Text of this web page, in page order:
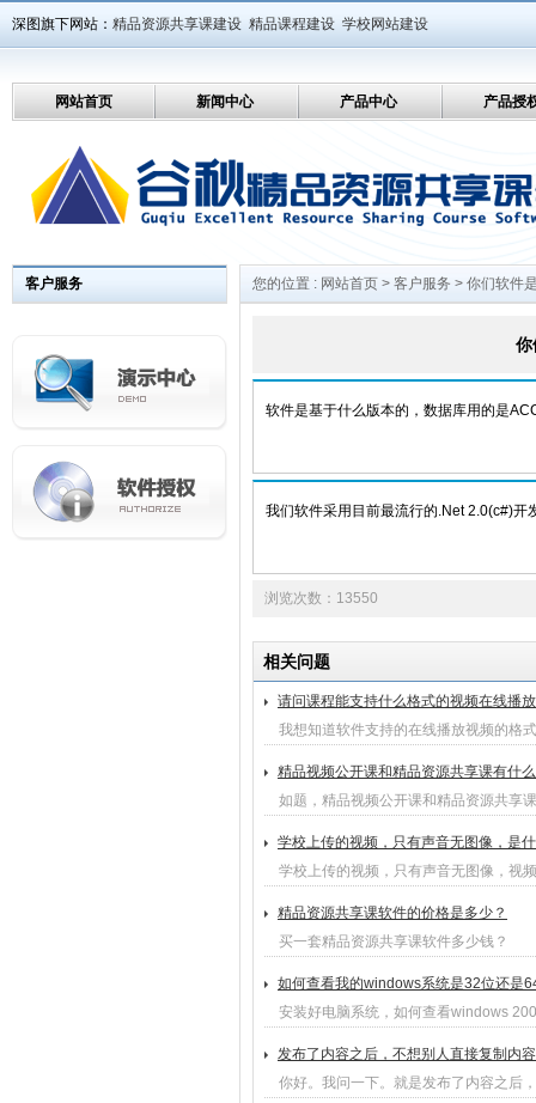
深图旗下网站： 精品资源共享课建设 精品课程建设 学校网站建设
网站首页 新闻中心 产品中心 产品授
客户服务 您的位置 : 网站首页 > 客户服务 > 你们软件
你
软件是基于什么版本的，数据库用的是
我们软件采用目前最流行的.Net 2.0(c#)
浏览次数：13550
相关问题
请问课程能支持什么格式的视频在线播
我想知道软件支持的在线播放视频的格
精品视频公开课和精品资源共享课有什
如题，精品视频公开课和精品资源共享
学校上传的视频，只有声音无图像，是
学校上传的视频，只有声音无图像，视
精品资源共享课软件的价格是多少？
买一套精品资源共享课软件多少钱？
如何查看我的windows系统是32位还是
安装好电脑系统，如何查看windows
发布了内容之后，不想别人直接复制内
你好。我问一下。就是发布了内容之后